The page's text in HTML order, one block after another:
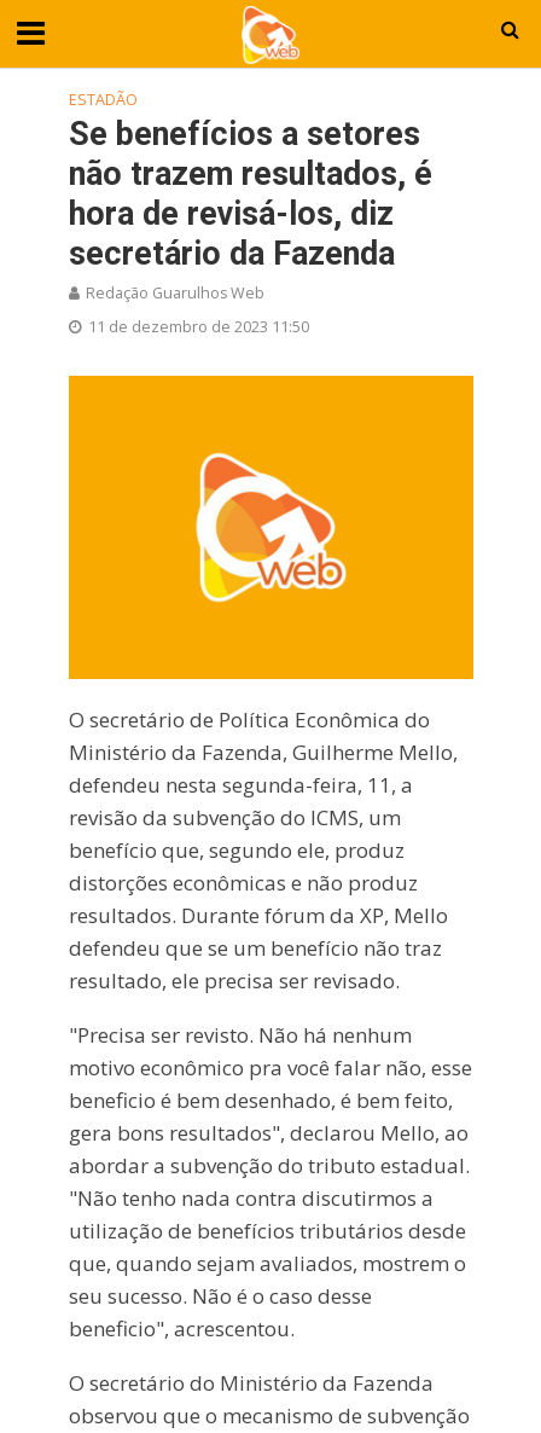
ESTADÃO
Se benefícios a setores
não trazem resultados, é
hora de revisá-los, diz
secretário da Fazenda
Redação Guarulhos Web
11 de dezembro de 2023 11:50
O secretário de Política Econômica do
Ministério da Fazenda, Guilherme Mello,
defendeu nesta segunda-feira, 11, a
revisão da subvenção do ICMS, um
benefício que, segundo ele, produz
distorções econômicas e não produz
resultados. Durante fórum da XP, Mello
defendeu que se um benefício não traz
resultado, ele precisa ser revisado.
"Precisa ser revisto. Não há nenhum
motivo econômico pra você falar não, esse
beneficio é bem desenhado, é bem feito,
gera bons resultados", declarou Mello, ao
abordar a subvenção do tributo estadual.
"Não tenho nada contra discutirmos a
utilização de benefícios tributários desde
que, quando sejam avaliados, mostrem o
seu sucesso. Não é o caso desse
beneficio", acrescentou.
O secretário do Ministério da Fazenda
observou que o mecanismo de subvenção